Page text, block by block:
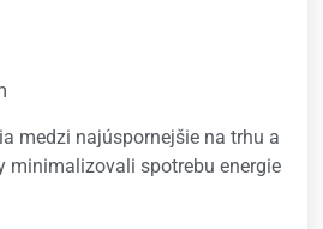
medzi najúspornejšie na trhu a
minimalizovali spotrebu energie